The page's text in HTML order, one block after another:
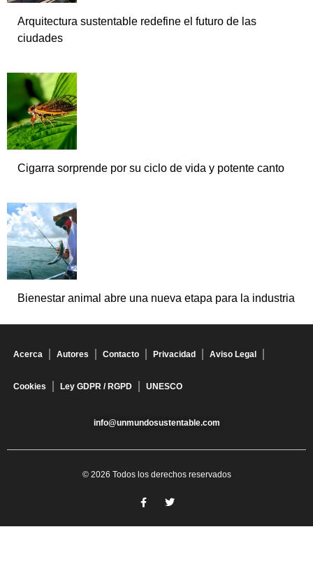
Arquitectura sustentable redefine el futuro de las
ciudades
Cigarra sorprende por su ciclo de vida y potente canto
Bienestar animal abre una nueva etapa para la industria
Acerca Autores Contacto Privacidad Aviso Legal
Cookies Ley GDPR / RGPD UNESCO
info@unmundosustentable.com
© 2026 Todos los derechos reservados